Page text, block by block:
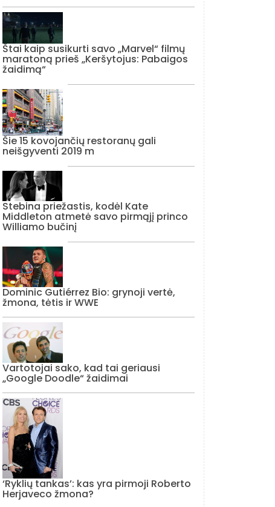
Štai kaip susikurti savo „Marvel“ filmų
maratoną prieš „Keršytojus: Pabaigos
žaidimą“
Šie 15 kovojančių restoranų gali
neišgyventi 2019 m
Stebina priežastis, kodėl Kate
Middleton atmetė savo pirmąjį princo
Williamo bučinį
Dominic Gutiérrez Bio: grynoji vertė,
žmona, tėtis ir WWE
Vartotojai sako, kad tai geriausi
„Google Doodle“ žaidimai
‘Ryklių tankas’: kas yra pirmoji Roberto
Herjaveco žmona?